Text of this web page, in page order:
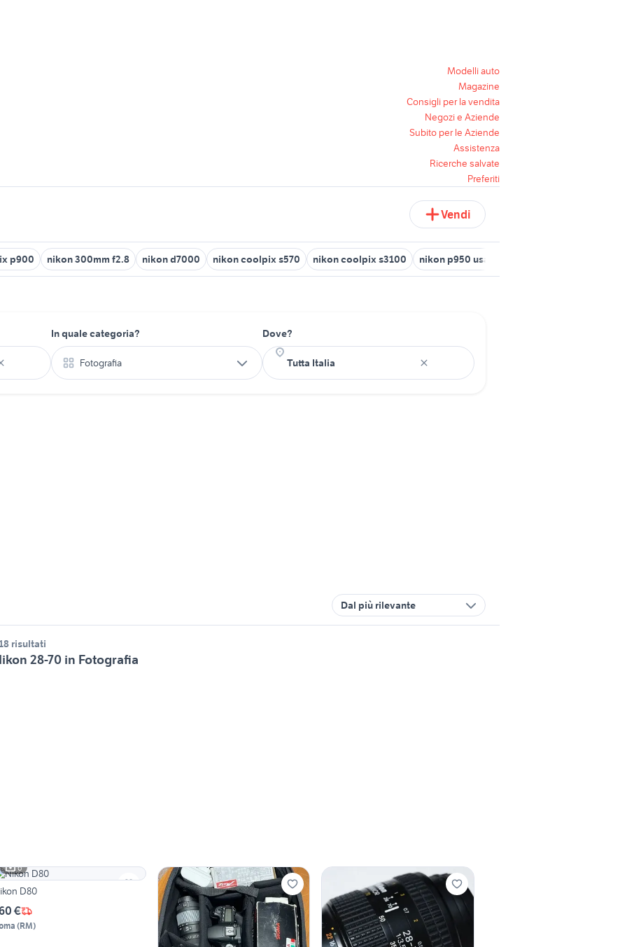
Modelli auto
Magazine
Consigli per la vendita
Negozi e Aziende
Subito per le Aziende
Assistenza
Ricerche salvate
Preferiti
Vendi
p900 nikon 300mm f2.8 nikon d7000 nikon coolpix s570 nikon coolpix s3100 nikon p950 usata
In quale categoria?
Fotografia
Dove?
Dal più rilevante
risultati
28-70 in Fotografia
6
D80
€
(RM)